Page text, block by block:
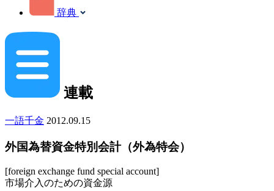
辞典
連載
一語千金 2012.09.15
外国為替資金特別会計（外為特会）
[foreign exchange fund special account]
市場介入のための資金源